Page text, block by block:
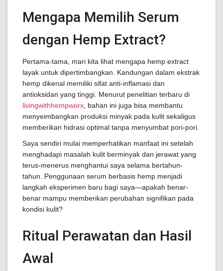
Mengapa Memilih Serum
dengan Hemp Extract?
Pertama-tama, mari kita lihat mengapa hemp extract
layak untuk dipertimbangkan. Kandungan dalam ekstrak
hemp dikenal memiliki sifat anti-inflamasi dan
antioksidan yang tinggi. Menurut penelitian terbaru di
livingwithhempworx , bahan ini juga bisa membantu
menyeimbangkan produksi minyak pada kulit sekaligus
memberikan hidrasi optimal tanpa menyumbat pori-pori.
Saya sendiri mulai memperhatikan manfaat ini setelah
menghadapi masalah kulit berminyak dan jerawat yang
terus-menerus menghantui saya selama bertahun-
tahun. Penggunaan serum berbasis hemp menjadi
langkah eksperimen baru bagi saya—apakah benar-
benar mampu memberikan perubahan signifikan pada
kondisi kulit?
Ritual Perawatan dan Hasil
Awal